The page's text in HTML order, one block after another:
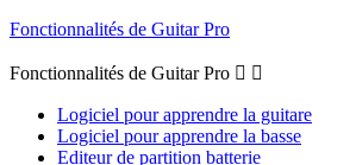
Fonctionnalités de Guitar Pro
Fonctionnalités de Guitar Pro  
Logiciel pour apprendre la guitare
Logiciel pour apprendre la basse
Editeur de partition batterie